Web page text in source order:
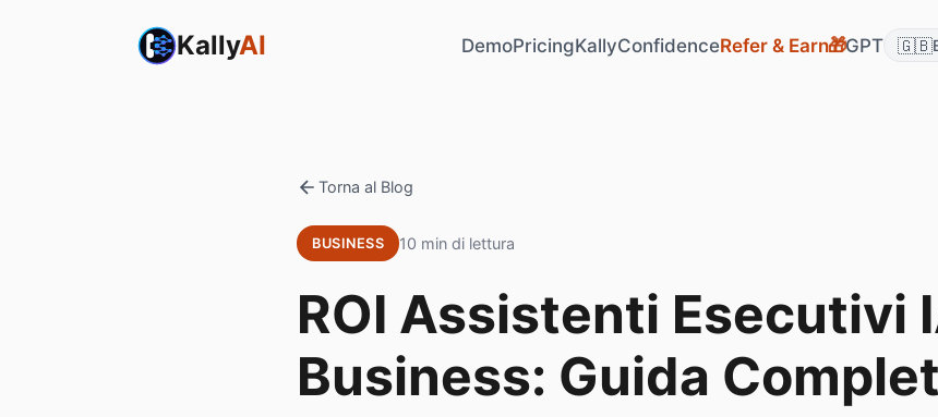
KallyAI DemoPricingKallyConfidenceRefer & Earn🎁GPT 🇬🇧
Torna al Blog
BUSINESS 10 min di lettura
ROI Assistenti Esecutivi
Business: Guida